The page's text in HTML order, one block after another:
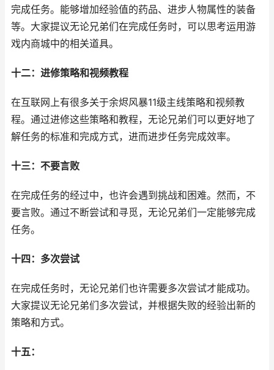
完成任务。能够增加经验值的药品、进步人物属性的装备
等。大家提议无论兄弟们在完成任务时，可以思考运用游
戏内商城中的相关道具。
十二：进修策略和视频教程
在互联网上有很多关于余烬风暴11级主线策略和视频教
程。通过进修这些策略和教程，无论兄弟们可以更好地了
解任务的标准和完成方式，进而进步任务完成效率。
十三：不要言败
在完成任务的经过中，也许会遇到挑战和困难。然而，不
要言败。通过不断尝试和寻觅，无论兄弟们一定能够完成
任务。
十四：多次尝试
在完成任务时，无论兄弟们也许需要多次尝试才能成功。
大家提议无论兄弟们多次尝试，并根据失败的经验出新的
策略和方式。
十五：